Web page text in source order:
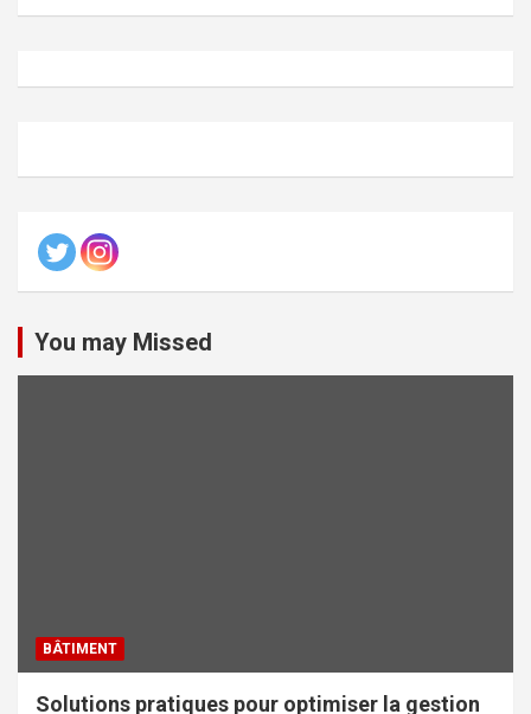
You may Missed
BÂTIMENT
Solutions pratiques pour optimiser la gestion